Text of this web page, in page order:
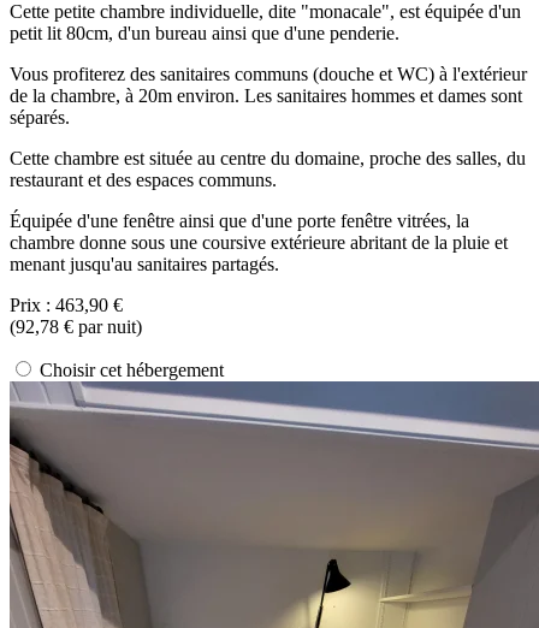
Cette petite chambre individuelle, dite "monacale", est équipée d'un
petit lit 80cm, d'un bureau ainsi que d'une penderie.
Vous profiterez des sanitaires communs (douche et WC) à l'extérieur
de la chambre, à 20m environ. Les sanitaires hommes et dames sont
séparés.
Cette chambre est située au centre du domaine, proche des salles, du
restaurant et des espaces communs.
Équipée d'une fenêtre ainsi que d'une porte fenêtre vitrées, la
chambre donne sous une coursive extérieure abritant de la pluie et
menant jusqu'au sanitaires partagés.
Prix : 463,90 €
(92,78 € par nuit)
Choisir cet hébergement